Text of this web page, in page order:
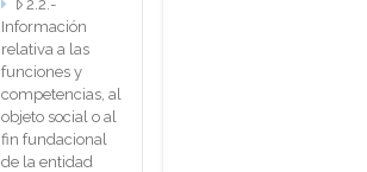
2.2.-
Información
relativa a las
funciones y
competencias, al
objeto social o al
fin fundacional
de la entidad